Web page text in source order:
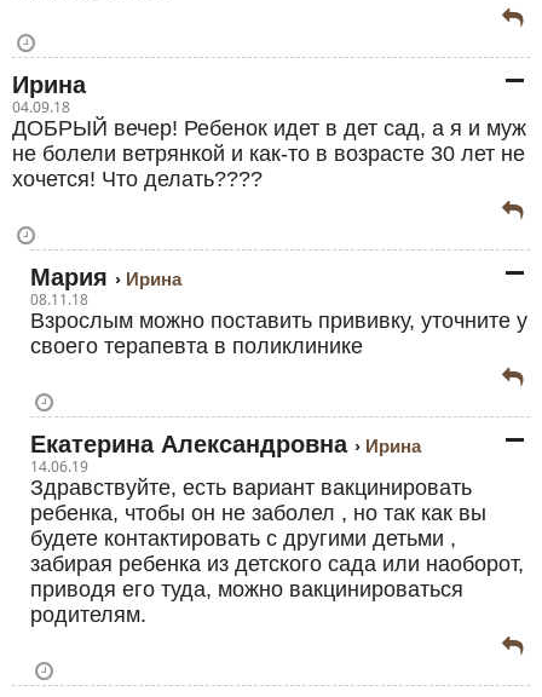
Ирина
04.09.18
ДОБРЫЙ вечер! Ребенок идет в дет сад, а я и муж
не болели ветрянкой и как-то в возрасте 30 лет не
хочется! Что делать????
Мария
Ирина
08.11.18
Взрослым можно поставить прививку, уточните у
своего терапевта в поликлинике
Екатерина Александровна
Ирина
14.06.19
Здравствуйте, есть вариант вакцинировать
ребенка, чтобы он не заболел , но так как вы
будете контактировать с другими детьми ,
забирая ребенка из детского сада или наоборот,
приводя его туда, можно вакцинироваться
родителям.